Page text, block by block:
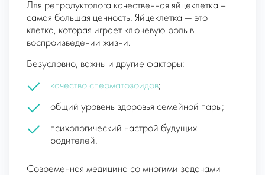
Для репродуктолога качественная яйцеклетка –
самая большая ценность. Яйцеклетка — это
клетка, которая играет ключевую роль в
воспроизведении жизни.
Безусловно, важны и другие факторы:
качество сперматозоидов;
общий уровень здоровья семейной пары;
психологический настрой будущих
родителей.
Современная медицина со многими задачами